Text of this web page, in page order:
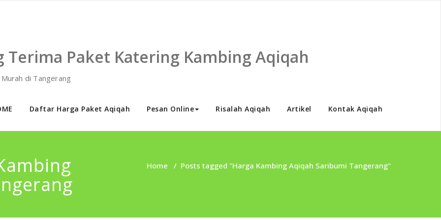
Terima Paket Katering Kambing Aqiqah
di Tangerang
Daftar Harga Paket Aqiqah Pesan Online Risalah Aqiqah Artikel Kontak Aqiqah
Home / Posts tagged "Harga Kambing Aqiqah Saribumi Tangerang"